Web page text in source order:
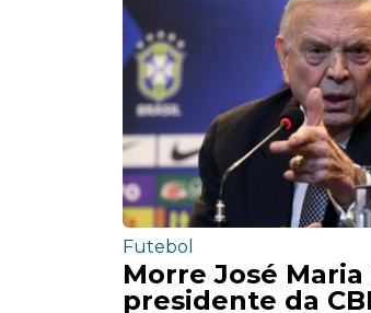
Futebol
Morre José
presidente da